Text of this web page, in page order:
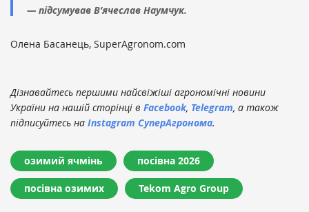
— підсумував В’ячеслав Наумчук.
Олена Басанець, SuperAgronom.com
Дізнавайтесь першими найсвіжіші агрономічні новини
України на нашій сторінці в Facebook, Telegram, а також
підписуйтесь на Instagram СуперАгронома.
озимий ячмінь посівна 2026
посівна озимих Tekom Agro Group